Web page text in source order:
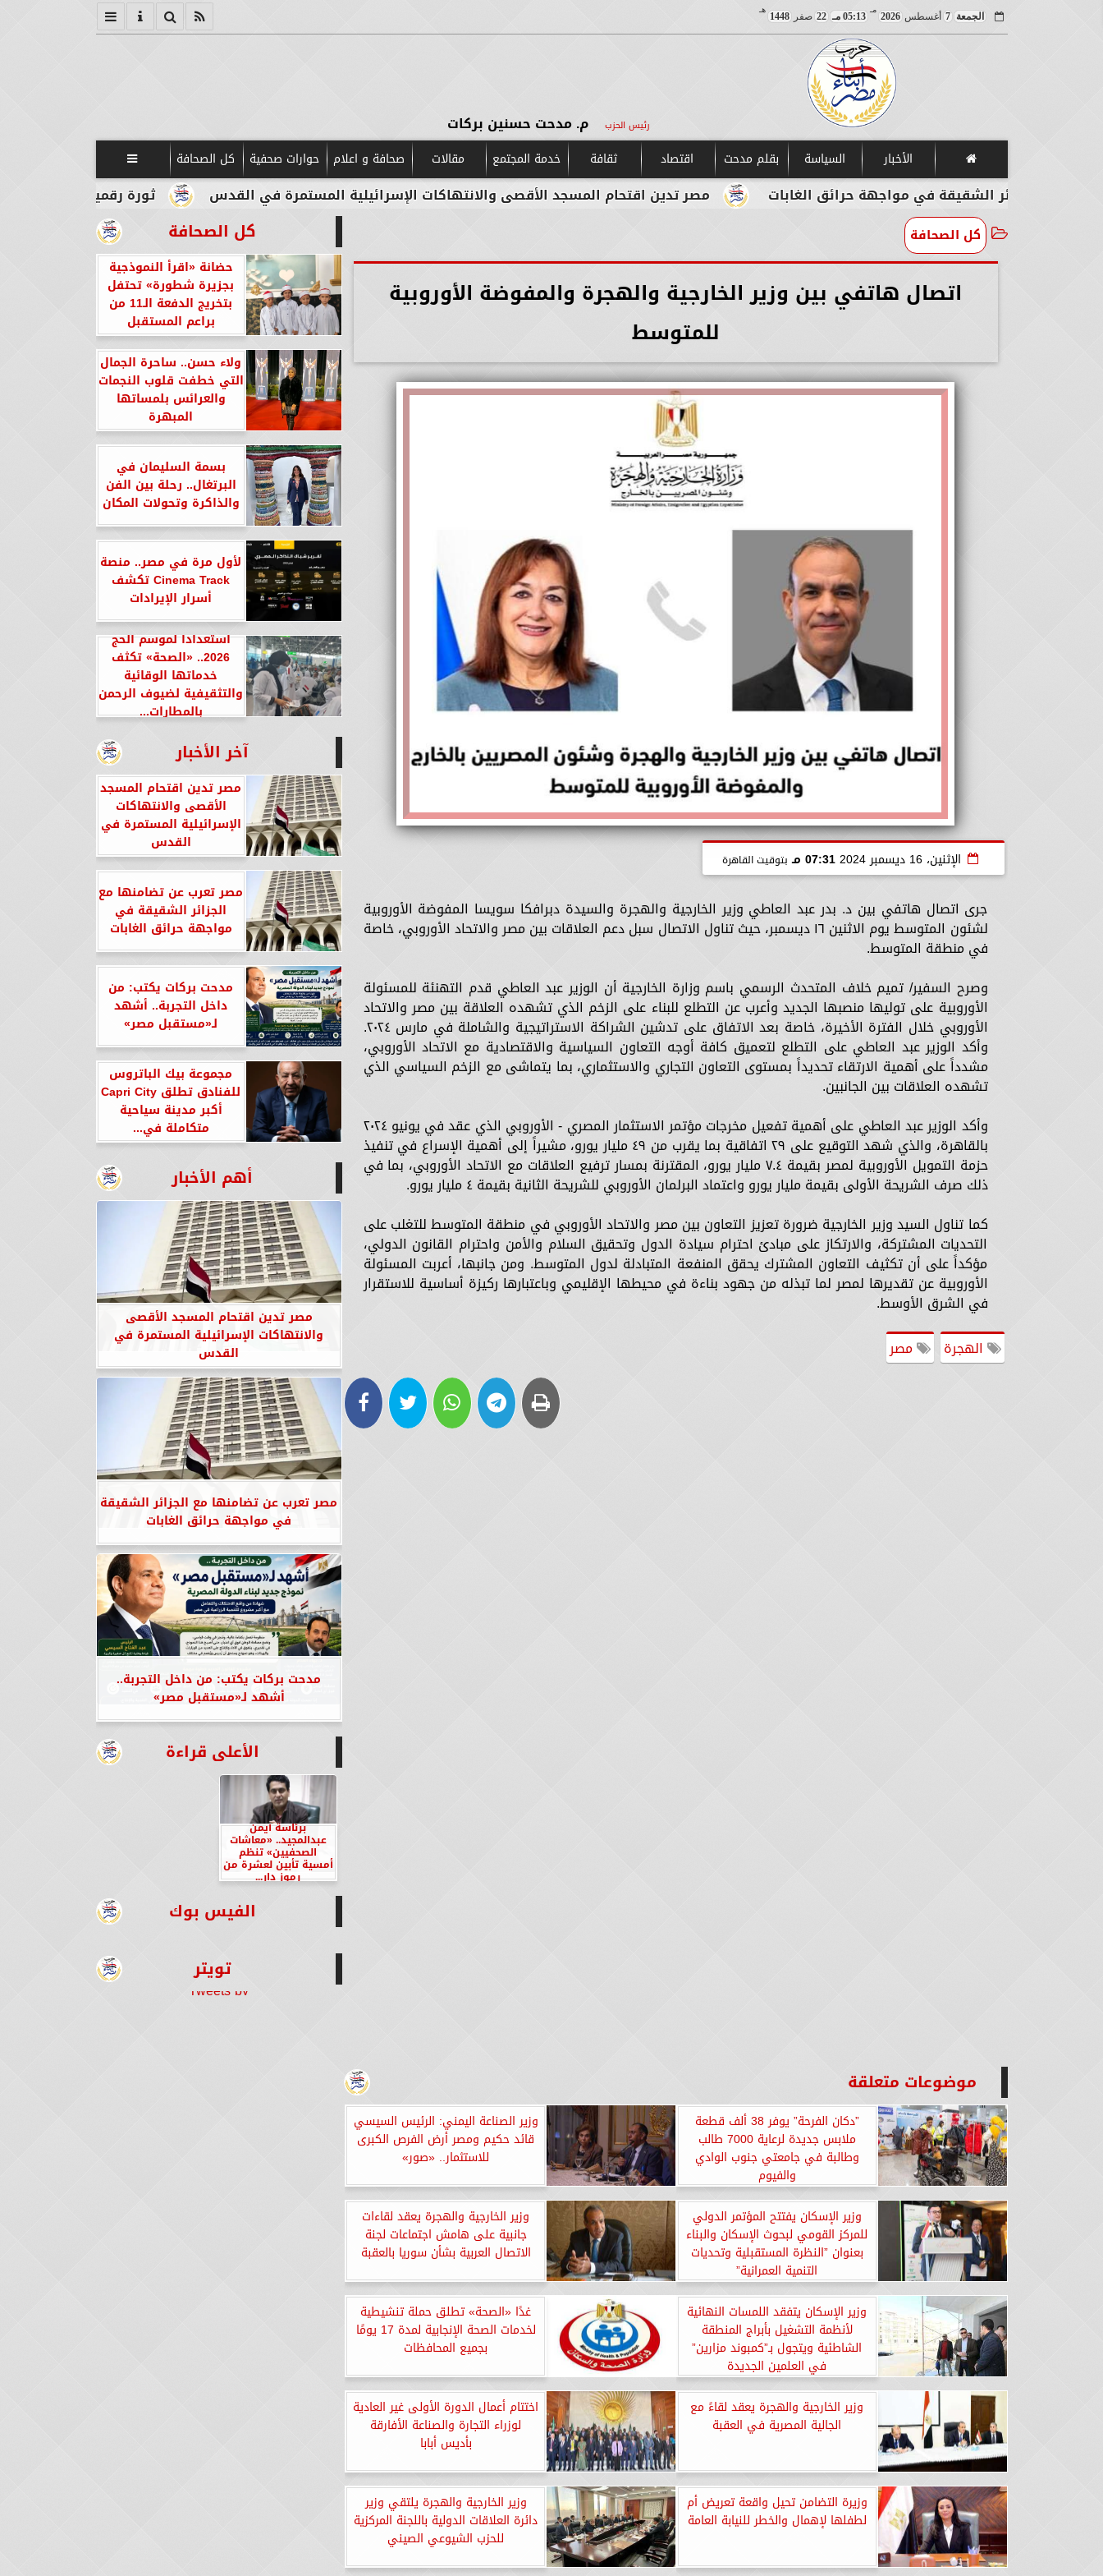
الجمعة 7 أغسطس2026
مـ
05:13 مـ 22 صفر1448
هـ
رئيس الحزب م. مدحت حسنين بركات
الأخبار السياسة بقلم مدحت اقتصاد ثقافة خدمة المجتمع مقالات صحافة و اعلام حوارات صحفية كل الصحافة 
ثورة رقمية في قلب الآثار.. مصر تدين اقتحام المسجد الأقصى والانتهاكات الإسرائيلية المستمرة في القدس الشقيقة في مواجهة حرائق الغابات
كل الصحافة
اتصال هاتفي بين وزير الخارجية والهجرة والمفوضة الأوروبية
للمتوسط
الإثنين، 16 ديسمبر 2024 07:31 مـ بتوقيت القاهرة
جرى اتصال هاتفي بين د. بدر عبد العاطي وزير الخارجية والهجرة والسيدة دبرافكا سويسا المفوضة الأوروبية
لشئون المتوسط يوم الاثنين ١٦ ديسمبر، حيث تناول الاتصال سبل دعم العلاقات بين مصر والاتحاد الأوروبي، خاصة
في منطقة المتوسط.
وصرح السفير/ تميم خلاف المتحدث الرسمي باسم وزارة الخارجية أن الوزير عبد العاطي قدم التهنئة للمسئولة
الأوروبية على توليها منصبها الجديد وأعرب عن التطلع للبناء على الزخم الذي تشهده العلاقة بين مصر والاتحاد
الأوروبي خلال الفترة الأخيرة، خاصة بعد الاتفاق على تدشين الشراكة الاستراتيجية والشاملة في مارس ٢٠٢٤.
وأكد الوزير عبد العاطي على التطلع لتعميق كافة أوجه التعاون السياسية والاقتصادية مع الاتحاد الأوروبي،
مشدداً على أهمية الارتقاء تحديداً بمستوى التعاون التجاري والاستثماري، بما يتماشى مع الزخم السياسي الذي
تشهده العلاقات بين الجانبين.
وأكد الوزير عبد العاطي على أهمية تفعيل مخرجات مؤتمر الاستثمار المصري - الأوروبي الذي عقد في يونيو ٢٠٢٤
بالقاهرة، والذي شهد التوقيع على ٢٩ اتفاقية بما يقرب من ٤٩ مليار يورو، مشيراً إلى أهمية الإسراع في تنفيذ
حزمة التمويل الأوروبية لمصر بقيمة ٧.٤ مليار يورو، المقترنة بمسار ترفيع العلاقات مع الاتحاد الأوروبي، بما في
ذلك صرف الشريحة الأولى بقيمة مليار يورو واعتماد البرلمان الأوروبي للشريحة الثانية بقيمة ٤ مليار يورو.
كما تناول السيد وزير الخارجية ضرورة تعزيز التعاون بين مصر والاتحاد الأوروبي في منطقة المتوسط للتغلب على
التحديات المشتركة، والارتكاز على مبادئ احترام سيادة الدول وتحقيق السلام والأمن واحترام القانون الدولي،
مؤكداً على أن تكثيف التعاون المشترك يحقق المنفعة المتبادلة لدول المتوسط. ومن جانبها، أعربت المسئولة
الأوروبية عن تقديرها لمصر لما تبذله من جهود بناءة في محيطها الإقليمي وباعتبارها ركيزة أساسية للاستقرار
في الشرق الأوسط.
الهجرة
مصر
موضوعات متعلقة
”دكان الفرحة” يوفر 38 ألف قطعة
ملابس جديدة لرعاية 7000 طالب
وطالبة في جامعتي جنوب الوادي
والفيوم
وزير الصناعة اليمني: الرئيس السيسي
قائد حكيم ومصر أرض الفرص الكبرى
للاستثمار.. «صور»
وزير الإسكان يفتتح المؤتمر الدولي
للمركز القومي لبحوث الإسكان والبناء
بعنوان ”النظرة المستقبلية وتحديات
التنمية العمرانية”
وزير الخارجية والهجرة يعقد لقاءات
جانبية على هامش اجتماعات لجنة
الاتصال العربية بشأن سوريا بالعقبة
وزير الإسكان يتفقد اللمسات النهائية
لأنظمة التشغيل بأبراج المنطقة
الشاطئية ويتجول بـ”كمبوند مزارين”
في العلمين الجديدة
غدًا «الصحة» تطلق حملة تنشيطية
لخدمات الصحة الإنجابية لمدة 17 يومًا
بجميع المحافظات
وزير الخارجية والهجرة يعقد لقاءً مع
الجالية المصرية في العقبة
اختتام أعمال الدورة الأولى غير العادية
لوزراء التجارة والصناعة الأفارقة
بأديس أبابا
وزيرة التضامن تحيل واقعة تعريض أم
لطفلها لإهمال والخطر للنيابة العامة
وزير الخارجية والهجرة يلتقي وزير
دائرة العلاقات الدولية باللجنة المركزية
للحزب الشيوعي الصيني
كل الصحافة
حضانة «اقرأ النموذجية
بجزيرة شطورة» تحتفل
بتخريج الدفعة الـ11 من
براعم المستقبل
ولاء حسن.. ساحرة الجمال
التي خطفت قلوب النجمات
والعرائس بلمساتها
المبهرة
بسمة السليمان في
البرتغال.. رحلة بين الفن
والذاكرة وتحولات المكان
لأول مرة في مصر.. منصة
Cinema Track تكشف
أسرار الإيرادات
استعدادا لموسم الحج
2026.. «الصحة» تكثف
خدماتها الوقائية
والتثقيفية لضيوف الرحمن
بالمطارات...
آخر الأخبار
مصر تدين اقتحام المسجد
الأقصى والانتهاكات
الإسرائيلية المستمرة في
القدس
مصر تعرب عن تضامنها مع
الجزائر الشقيقة في
مواجهة حرائق الغابات
مدحت بركات يكتب: من
داخل التجربة.. أشهد
لـ«مستقبل مصر»
مجموعة بيك الباتروس
للفنادق تطلق Capri City
أكبر مدينة سياحية
متكاملة في...
أهم الأخبار
مصر تدين اقتحام المسجد الأقصى
والانتهاكات الإسرائيلية المستمرة في
القدس
مصر تعرب عن تضامنها مع الجزائر الشقيقة
في مواجهة حرائق الغابات
مدحت بركات يكتب: من داخل التجربة..
أشهد لـ«مستقبل مصر»
الأعلى قراءة
برئاسة أيمن
عبدالمجيد.. «معاشات
الصحفيين» تنظم
أمسية تأبين لعشرة من
رموز دار...
الفيس بوك
تويتر
Tweets by